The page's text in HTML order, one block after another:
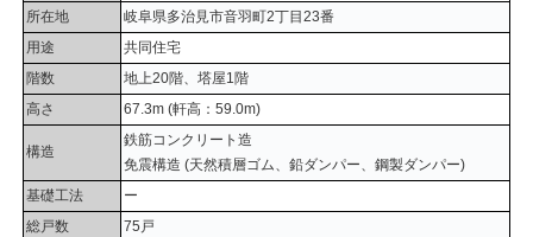
所在地
岐阜県多治見市音羽町2丁目23番
用途
共同住宅
階数
地上20階、塔屋1階
高さ
67.3m (軒高：59.0m)
構造
鉄筋コンクリート造
免震構造 (天然積層ゴム、鉛ダンパー、鋼製ダンパー)
基礎工法
ー
総戸数
75戸